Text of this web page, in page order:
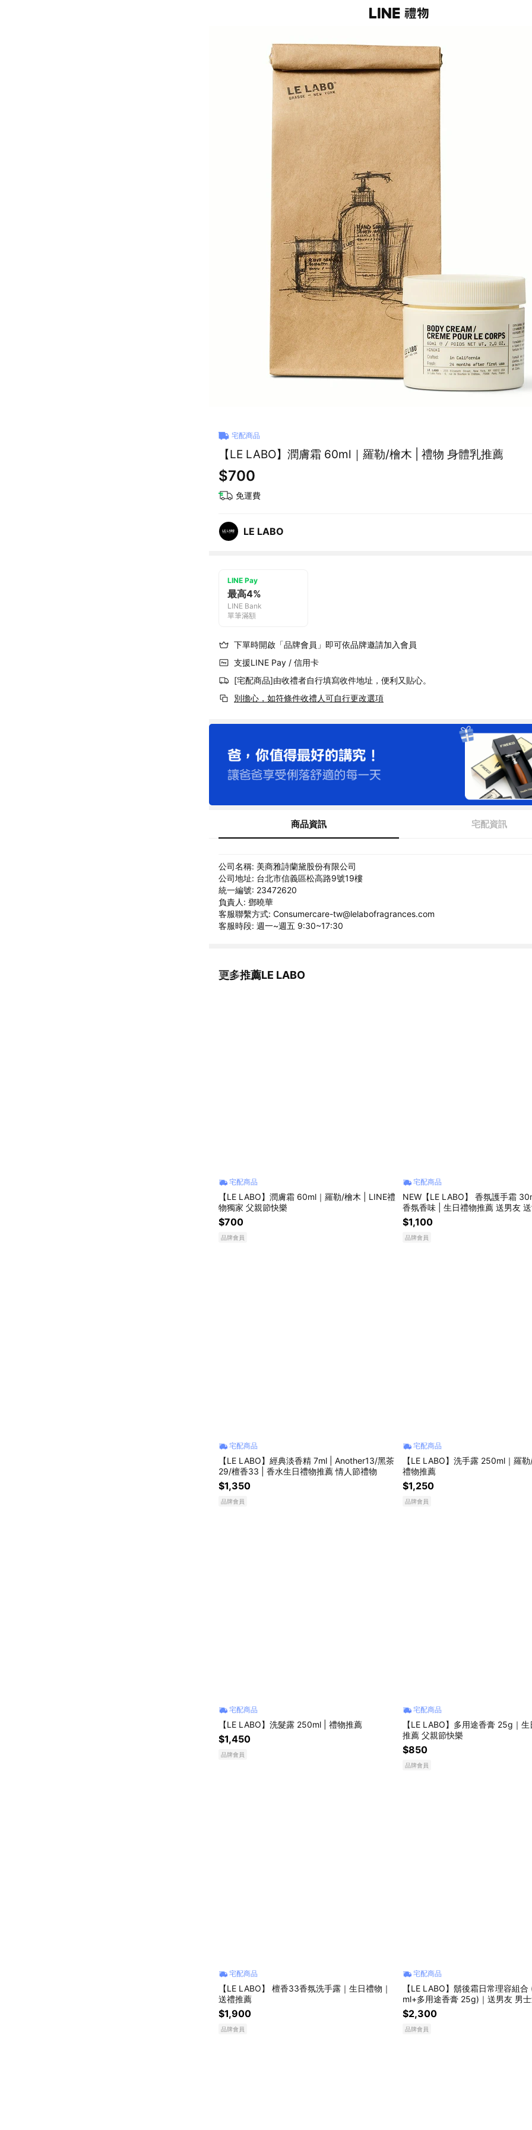
宅配商品
【LE LABO】潤膚霜 60ml｜羅勒/檜木 | 禮物 身體乳推薦
$700
免運費
LE LABO
LINE Pay
最高4%
LINE Bank
單筆滿額
下單時開啟「品牌會員」即可依品牌邀請加入會員
支援LINE Pay / 信用卡
[宅配商品]由收禮者自行填寫收件地址，便利又貼心。
別擔心，如符條件收禮人可自行更改選項
商品資訊 宅配資訊
公司名稱: 美商雅詩蘭黛股份有限公司
公司地址: 台北市信義區松高路9號19樓
統一編號: 23472620
負責人: 鄧曉華
客服聯繫方式: Consumercare-tw@lelabofragrances.com
客服時段: 週一~週五 9:30~17:30
更多推薦LE LABO
看更多
宅配商品
【LE LABO】潤膚霜 60ml｜羅勒/檜木 | LINE禮
物獨家 父親節快樂
$700
品牌會員
宅配商品
NEW【LE LABO】 香氛護手霜
香氛香味 | 生日禮物推薦 送男友
禮物
$1,100
品牌會員
宅配商品
【LE LABO】經典淡香精 7ml | Another13/黑茶
29/檀香33 | 香水生日禮物推薦 情人節禮物
$1,350
品牌會員
宅配商品
【LE LABO】洗手露 250ml｜羅
禮物推薦
$1,250
品牌會員
宅配商品
【LE LABO】洗髮露 250ml | 禮物推薦
$1,450
品牌會員
宅配商品
【LE LABO】多用途香膏 25g｜
推薦 父親節快樂
$850
品牌會員
宅配商品
【LE LABO】 檀香33香氛洗手露｜生日禮物｜
送禮推薦
$1,900
品牌會員
宅配商品
【LE LABO】鬍後霜日常理容組
ml+多用途香膏 25g)｜送男友 男
物推薦 父親節快樂
$2,300
品牌會員